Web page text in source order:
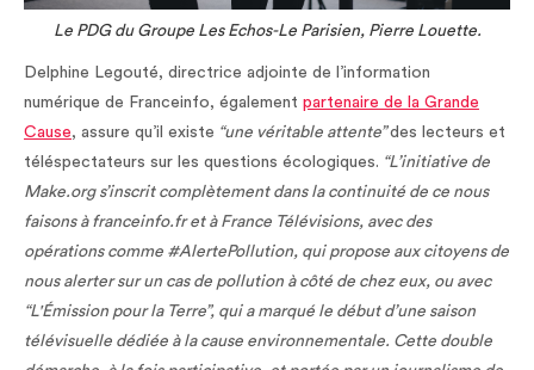
Le PDG du Groupe Les Echos-Le Parisien, Pierre Louette.
Delphine Legouté, directrice adjointe de l’information
numérique de Franceinfo, également partenaire de la Grande
Cause, assure qu’il existe “une véritable attente”des lecteurs et
téléspectateurs sur les questions écologiques. “L’initiative de
Make.org s’inscrit complètement dans la continuité de ce nous
faisons à franceinfo.fr et à France Télévisions, avec des
opérations comme #AlertePollution, qui propose aux citoyens de
nous alerter sur un cas de pollution à côté de chez eux, ou avec
“L'Émission pour la Terre”, qui a marqué le début d’une saison
télévisuelle dédiée à la cause environnementale. Cette double